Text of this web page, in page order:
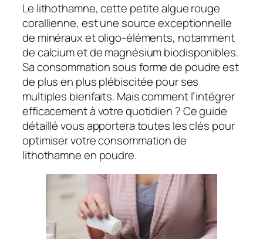
Le lithothamne, cette petite algue rouge
corallienne, est une source exceptionnelle
de minéraux et oligo-éléments, notamment
de calcium et de magnésium biodisponibles.
Sa consommation sous forme de poudre est
de plus en plus plébiscitée pour ses
multiples bienfaits. Mais comment l’intégrer
efficacement à votre quotidien ? Ce guide
détaillé vous apportera toutes les clés pour
optimiser votre consommation de
lithothamne en poudre.